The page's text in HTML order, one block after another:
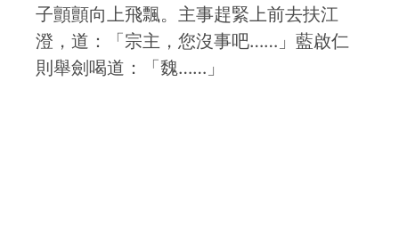
子顫顫向上飛飄。主事趕緊上前去扶江
澄，道：「宗主，您沒事吧……」藍啟仁
則舉劍喝道：「魏……」